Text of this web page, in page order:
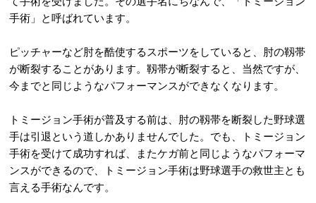
手術」と呼ばれています。
ピッチャーなど肘を酷使するスポーツをしていると、肘の靱帯
が断裂することがあります。靱帯が断裂すると、当然ですが、
今までと同じようなパフォーマンスができなくなります。
トミージョン手術が普及する前は、肘の靱帯を断裂した野球選
手は引退という道しかありませんでした。でも、トミージョン
手術を受けて成功すれば、またケガ前と同じようなパフォーマ
ンスができるので、トミージョン手術は野球選手の救世主とも
言える手術なんです。